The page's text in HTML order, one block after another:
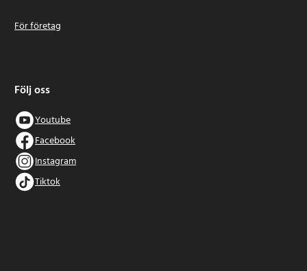
För företag
Följ oss
Youtube
Facebook
Instagram
Tiktok